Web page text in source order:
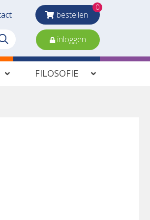
bestellen
0
inloggen
FILOSOFIE